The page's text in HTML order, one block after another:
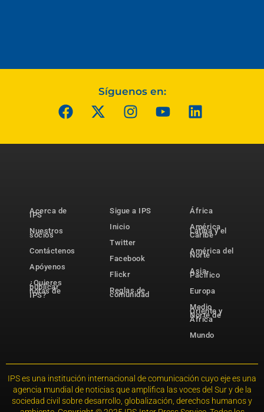
Síguenos en:
Acerca de
IPS
Nuestros
socios
Contáctenos
Apóyenos
¿Quieres
publicar
notas de
IPS?
Sigue a IPS
Inicio
Twitter
Facebook
Flickr
Reglas de
comunidad
África
América
Latina y el
Caribe
América del
Norte
Asia-
Pacífico
Europa
Medio
Oriente y
Norte de
África
Mundo
IPS es una institución internacional de comunicación cuyo eje es una
agencia mundial de noticias que amplifica las voces del Sur y de la
sociedad civil sobre desarrollo, globalización, derechos humanos y